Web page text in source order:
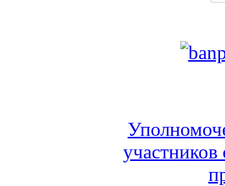
участников